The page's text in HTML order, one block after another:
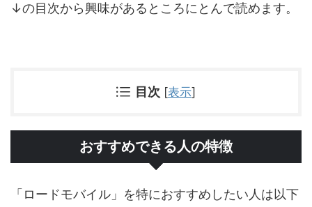
↓の目次から興味があるところにとんで読めます。
目次 [表示]
おすすめできる人の特徴
「ロードモバイル」を特におすすめしたい人は以下